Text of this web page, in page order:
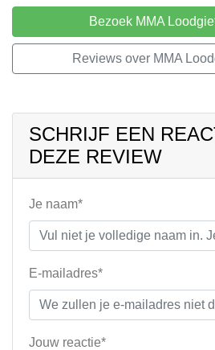
Bezoek MMA
Reviews over MMA
SCHRIJF EEN
DEZE REVIEW
Je naam*
E-mailadres*
Jouw reactie*